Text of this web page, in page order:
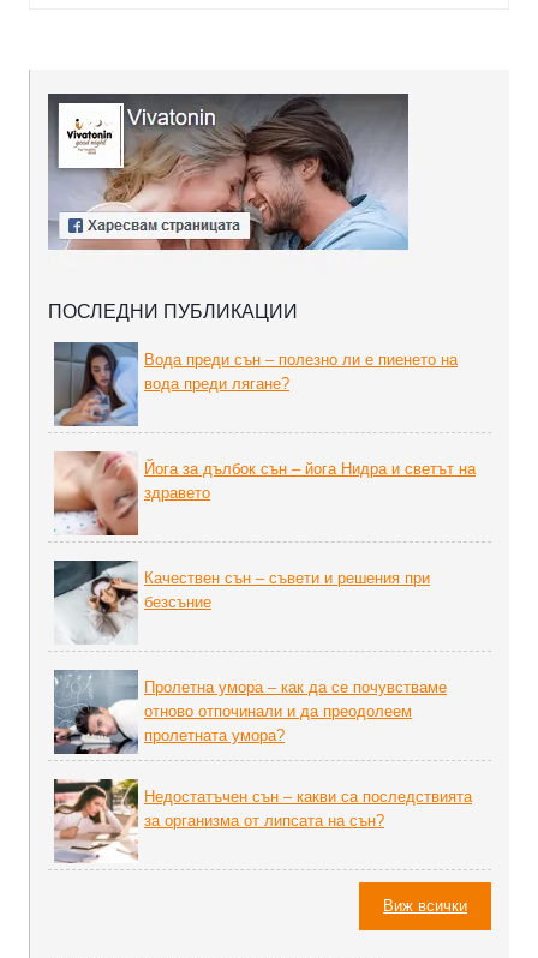
ПОСЛЕДНИ ПУБЛИКАЦИИ
Вода преди сън – полезно ли е пиенето на
вода преди лягане?
Йога за дълбок сън – йога Нидра и светът на
здравето
Качествен сън – съвети и решения при
безсъние
Пролетна умора – как да се почувстваме
отново отпочинали и да преодолеем
пролетната умора?
Недостатъчен сън – какви са последствията
за организма от липсата на сън?
Виж всички